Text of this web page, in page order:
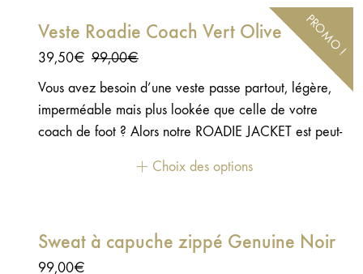
vous souhaitez la porter "loose", il faudra choisir une
taille de plus que votre taille normale.
PROMO !
Veste Roadie Coach Vert Olive
99,00€
Le
prix
initial
était :
39,50€
Le
prix
actuel
est :
Vous avez besoin d’une veste passe partout, légère,
imperméable mais plus lookée que celle de votre
coach de foot ? Alors notre ROADIE JACKET est peut-
fonctionnelle au look lifestyle et avec sa petite
caoutchouc - Zips étanches sur les poches extérieures
basses - Manches resserrées aux poignets - Œillets
Choix des options
Sweat à capuche zippé Genuine Noir
99,00€